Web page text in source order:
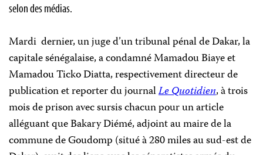
selon des médias.
Mardi dernier, un juge d’un tribunal pénal de Dakar, la
capitale sénégalaise, a condamnéMamadou Biaye et
Mamadou Ticko Diatta, respectivement directeur de
publication et reporter du journalLe Quotidien, àtrois
mois de prison avec sursis chacun pour un article
alléguant que Bakary Diémé, adjoint au maire de la
commune de Goudomp (situé à 280 miles au sud-est de